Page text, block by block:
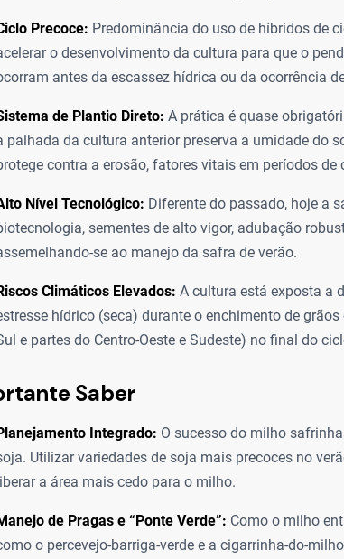
Precoce: Predominância do uso de híbridos de
o desenvolvimento da cultura para que o
antes da escassez hídrica ou da ocorrência
de Plantio Direto: A prática é quase
palhada da cultura anterior preserva a umidade do
contra a erosão, fatores vitais em períodos de
Nível Tecnológico: Diferente do passado, hoje a
sementes de alto vigor, adubação
se ao manejo da safra de verão.
Climáticos Elevados: A cultura está exposta a
hídrico (seca) durante o enchimento de
e partes do Centro-Oeste e Sudeste) no final do
Saber
Integrado: O sucesso do milho
Utilizar variedades de soja mais precoces no
a área mais cedo para o milho.
de Pragas e “Ponte Verde”: Como o milho
o percevejo-barriga-verde e a cigarrinha-do-